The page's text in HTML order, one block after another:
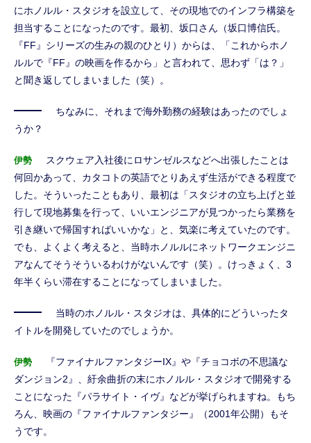
にホノルル・スタジオを設立して、その現地でのインフラ構築を
担当することになったのです。最初、坂口さん（坂口博信氏。
『FF』シリーズの生みの親のひとり）からは、「これからホノ
ルルで『FF』の映画を作るから」と言われて、思わず「は？」
と聞き返してしまいました（笑）。
ちなみに、それまで海外勤務の経験はあったのでしょ
うか？
伊勢
スクウェア入社後にロサンゼルスなどへ出張したことは
何回かあって、カタコトの英語でとりあえず生活ができる程度で
した。そういったこともあり、最初は「スタジオの立ち上げと並
行して現地募集を行って、いいエンジニアが見つかったら業務を
引き継いで帰国すればいいかな」と、気楽に考えていたのです。
でも、よくよく考えると、当時ホノルルにネットワークエンジニ
アなんてそうそういるわけがないんです（笑）。けっきょく、3
年半くらい滞在することになってしまいました。
当時のホノルル・スタジオは、具体的にどういったタ
イトルを開発していたのでしょうか。
伊勢
『ファイナルファンタジーIX』や『チョコボの不思議な
ダンジョン2』、紆余曲折の末にホノルル・スタジオで開発する
ことになった『パラサイト・イヴ』などが挙げられますね。もち
ろん、映画の『ファイナルファンタジー』（2001年公開）もそ
うです。